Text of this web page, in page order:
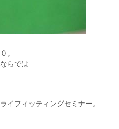
。
らでは
イフィッティングセミナー。